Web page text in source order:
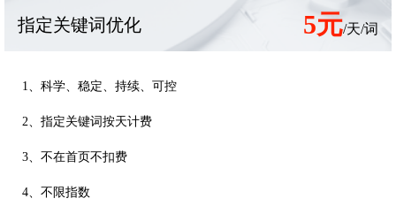
指定关键词优化 5元/天/词
1、科学、稳定、持续、可控
2、指定关键词按天计费
3、不在首页不扣费
4、不限指数